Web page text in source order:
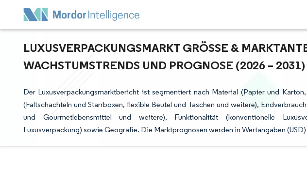
LUXUSVERPACKUNGSMARKT GRÖSSE &
ACHSTUMSTRENDS UND PROGNOSE (2026 – 2031)
Der Luxusverpackungsmarktbericht ist segmentiert nach Material (Papier und
(Faltschachteln und Starrboxen, flexible Beutel und Taschen und weitere),
und Gourmetlebensmittel und weitere), Funktionalität (konventionelle
Luxusverpackung) sowie Geografie. Die Marktprognosen werden in Wertangaben